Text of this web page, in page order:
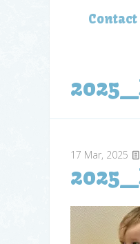
Contact
17 Mar, 2025